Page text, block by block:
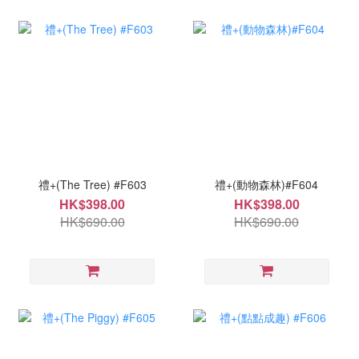
禮+(The Tree) #F603
HK$398.00
HK$690.00
禮+(動物森林)#F604
HK$398.00
HK$690.00